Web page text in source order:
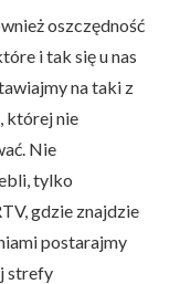
oszczędność
i tak się u nas
na taki z
której nie
Nie
tylko
gdzie znajdzie
postarajmy
strefy